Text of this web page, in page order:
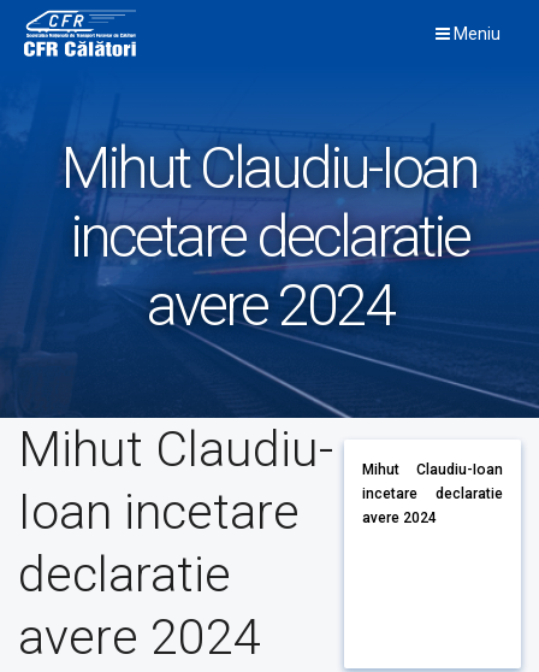
content
Meniu
Mihut Claudiu-Ioan
incetare declaratie
avere 2024
Mihut Claudiu-
Ioan incetare
declaratie
avere 2024
Mihut Claudiu-Ioan
incetare declaratie
avere 2024